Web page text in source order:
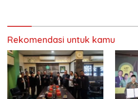
Rekomendasi untuk kamu